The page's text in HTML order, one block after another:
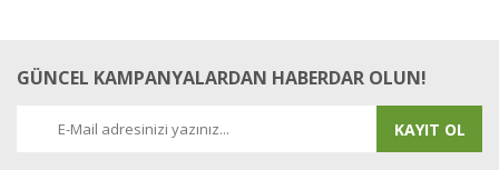
GÜNCEL KAMPANYALARDAN HABERDAR OLUN!
KAYIT OL